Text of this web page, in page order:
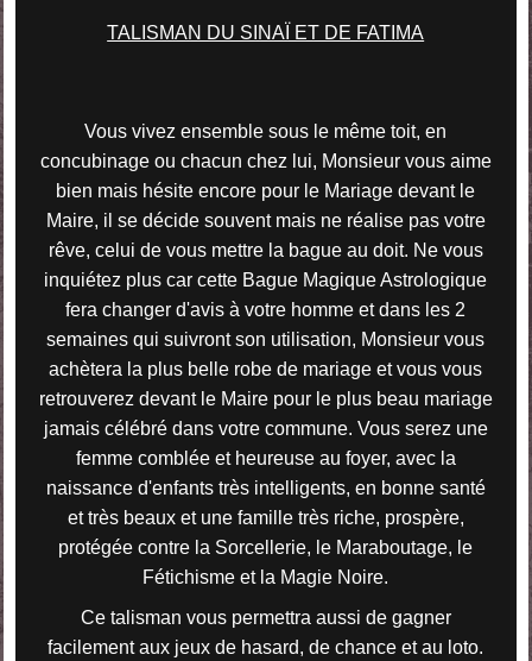
TALISMAN DU SINAÏ ET DE FATIMA
Vous vivez ensemble sous le même toit, en
concubinage ou chacun chez lui, Monsieur vous aime
bien mais hésite encore pour le Mariage devant le
Maire, il se décide souvent mais ne réalise pas votre
rêve, celui de vous mettre la bague au doit. Ne vous
inquiétez plus car cette Bague Magique Astrologique
fera changer d'avis à votre homme et dans les 2
semaines qui suivront son utilisation, Monsieur vous
achètera la plus belle robe de mariage et vous vous
retrouverez devant le Maire pour le plus beau mariage
jamais célébré dans votre commune. Vous serez une
femme comblée et heureuse au foyer, avec la
naissance d'enfants très intelligents, en bonne santé
et très beaux et une famille très riche, prospère,
protégée contre la Sorcellerie, le Maraboutage, le
Fétichisme et la Magie Noire.
Ce talisman vous permettra aussi de gagner
facilement aux jeux de hasard, de chance et au loto.